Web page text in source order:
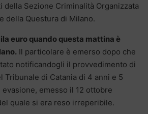
della Sezione Criminalità Organizzata
della Questura di Milano.
euro quando questa mattina è
Il particolare è emerso dopo che
notificandogli il provvedimento di
Tribunale di Catania di 4 anni e 5
emesso il 12 ottobre
quale si era reso irreperibile.